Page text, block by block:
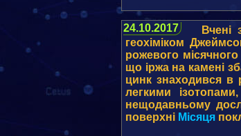
24.10.2017
Вчені
геохіміком
рожевого
що іржа на камені
цинк знаходився в
легкими
нещодавньому
поверхні Місяця